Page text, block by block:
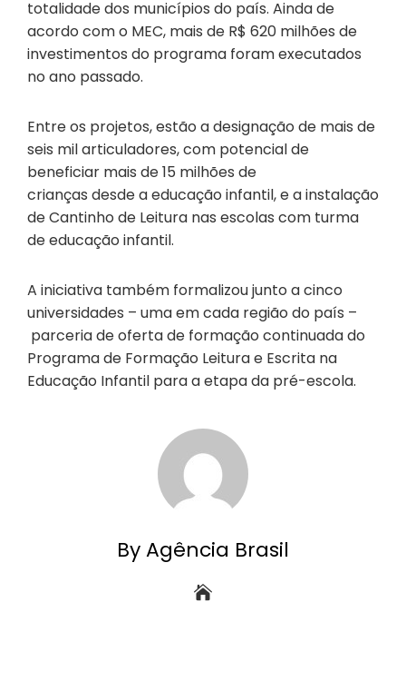
totalidade dos municípios do país. Ainda de
acordo com o MEC, mais de R$ 620 milhões de
investimentos do programa foram executados
no ano passado.
Entre os projetos, estão a designação de mais de
seis mil articuladores, com potencial de
beneficiar mais de 15 milhões de
crianças desde a educação infantil, e a instalação
de Cantinho de Leitura nas escolas com turma
de educação infantil.
A iniciativa também formalizou junto a cinco
universidades – uma em cada região do país –
parceria de oferta de formação continuada do
Programa de Formação Leitura e Escrita na
Educação Infantil para a etapa da pré-escola.
By Agência Brasil